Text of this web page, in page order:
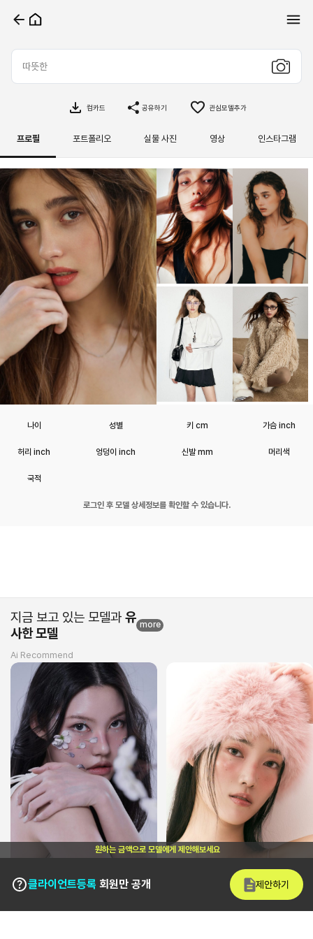
컴카드 공유하기 관심모델추가
프로필 포트폴리오 실물 사진 영상 인스타그램
나이 성별 키 cm 가슴 inch
허리 inch 엉덩이 inch 신발 mm 머리색
국적
로그인 후 모델 상세정보를 확인할 수 있습니다.
지금 보고 있는 모델과 유
사한 모델
more
Ai Recommend
원하는 금액으로 모델에게 제안해보세요
클라이언트등록 회원만 공개 제안하기